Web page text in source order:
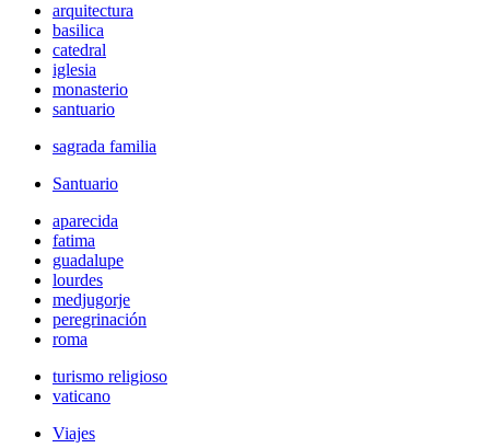
arquitectura
basilica
catedral
iglesia
monasterio
santuario
sagrada familia
Santuario
aparecida
fatima
guadalupe
lourdes
medjugorje
peregrinación
roma
turismo religioso
vaticano
Viajes